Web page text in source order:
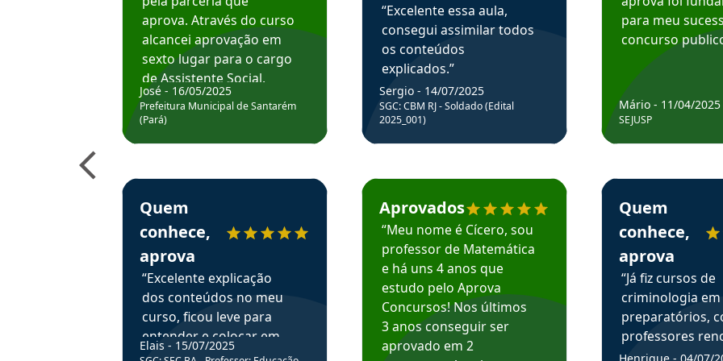
aprova. Através do curso
alcancei aprovação em
sexto lugar para o cargo
de Assistente Social.
Hoje estou atuando na
Prefeitura de Santarém.
José - 16/05/2025
Prefeitura Municipal de Santarém
(Pará)
Estudante Elais recomenda o Aprova Concursos em depoimento
Quem
conhece,
aprova
“Excelente explicação
dos conteúdos no meu
curso, ficou leve para
entender e colocar em
prática através da
Elais - 15/07/2025
“Excelente essa aula,
consegui assimilar todos
os conteúdos
explicados.”
Sergio - 14/07/2025
SGC: CBM RJ - Soldado (Edital
2025_001)
Estudante Cicero recomenda o Aprova Concursos em depoimento
Aprovados
“Meu nome é Cícero, sou
professor de Matemática
e há uns 4 anos que
estudo pelo Aprova
Concursos! Nos últimos
3 anos conseguir ser
aprovado em 2
para meu
concurso
Mário - 11/04/2025
SEJUSP
Estudante Henrique
Quem
conhece,
aprova
“Já fiz cursos de
criminologia em
preparatórios,
professores
fiz curso em pós